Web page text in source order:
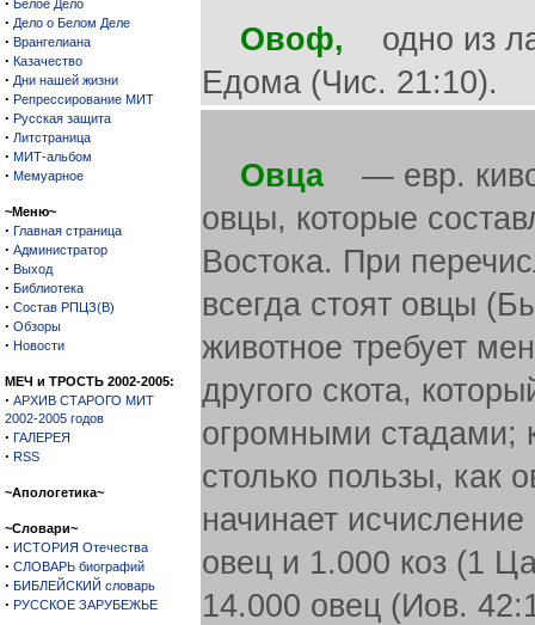
Белое Дело
· Дело о Белом Деле
· Врангелиана
· Казачество
· Дни нашей жизни
· Репрессирование МИТ
· Русская защита
· Литстраница
· МИТ-альбом
· Мемуарное
~Меню~
· Главная страница
· Администратор
· Выход
· Библиотека
· Состав РПЦЗ(В)
· Обзоры
· Новости
МЕЧ и ТРОСТЬ 2002-2005:
· АРХИВ СТАРОГО МИТ
2002-2005 годов
· ГАЛЕРЕЯ
· RSS
~Апологетика~
~Словари~
· ИСТОРИЯ Отечества
· СЛОВАРЬ биографий
· БИБЛЕЙСКИЙ словарь
· РУССКОЕ ЗАРУБЕЖЬЕ
Овоф, одно из
Едома (Чис. 21:10).
Овца— евр.
овцы, которые
Востока. При
всегда стоят овцы
животное требует
другого скота,
огромными стадами;
столько пользы, как
начинает
овец и 1.000 коз (1
14.000 овец (Иов.